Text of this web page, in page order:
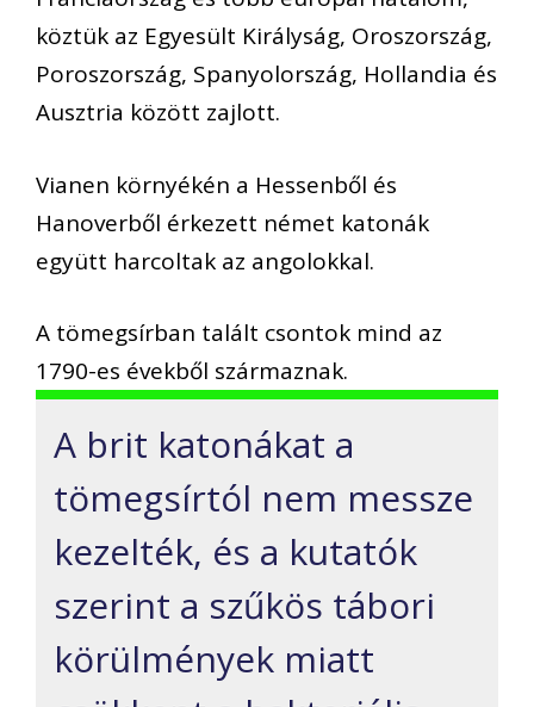
köztük az Egyesült Királyság, Oroszország,
Poroszország, Spanyolország, Hollandia és
Ausztria között zajlott.
Vianen környékén a Hessenből és
Hanoverből érkezett német katonák
együtt harcoltak az angolokkal.
A tömegsírban talált csontok mind az
1790-es évekből származnak.
A brit katonákat a
tömegsírtól nem messze
kezelték, és a kutatók
szerint a szűkös tábori
körülmények miatt